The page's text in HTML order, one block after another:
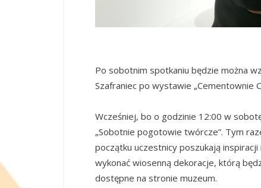
Po sobotnim spotkaniu będzie można
Szafraniec po wystawie „Cementownie
Wcześniej, bo o godzinie 12:00 w
„Sobotnie pogotowie twórcze”. Tym
początku uczestnicy poszukają
wykonać wiosenną dekoracje, którą
dostępne na stronie muzeum.